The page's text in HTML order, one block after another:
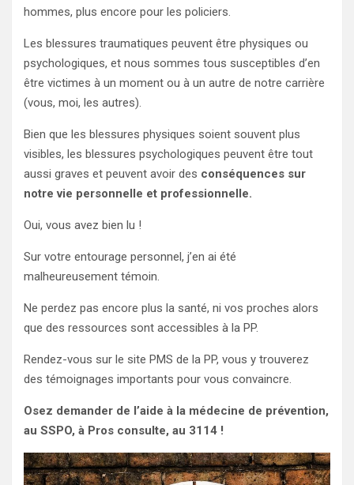
hommes, plus encore pour les policiers.
Les blessures traumatiques peuvent être physiques ou
psychologiques, et nous sommes tous susceptibles d’en
être victimes à un moment ou à un autre de notre carrière
(vous, moi, les autres).
Bien que les blessures physiques soient souvent plus
visibles, les blessures psychologiques peuvent être tout
aussi graves et peuvent avoir des conséquences sur
notre vie personnelle et professionnelle.
Oui, vous avez bien lu !
Sur votre entourage personnel, j’en ai été
malheureusement témoin.
Ne perdez pas encore plus la santé, ni vos proches alors
que des ressources sont accessibles à la PP.
Rendez-vous sur le site PMS de la PP, vous y trouverez
des témoignages importants pour vous convaincre.
Osez demander de l’aide à la médecine de prévention,
au SSPO, à Pros consulte, au 3114 !